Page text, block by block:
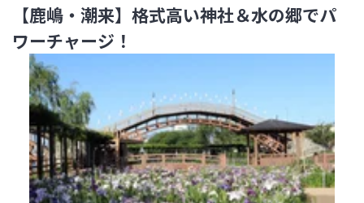
【鹿嶋・潮来】格式高い神社＆水の郷でパ
ワーチャージ！